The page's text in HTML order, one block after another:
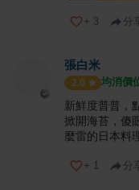
+ 3 分
張白米
2.0 均消價
新鮮度普普，
掀開海苔，傻
麼雷的日本料
+ 1 分